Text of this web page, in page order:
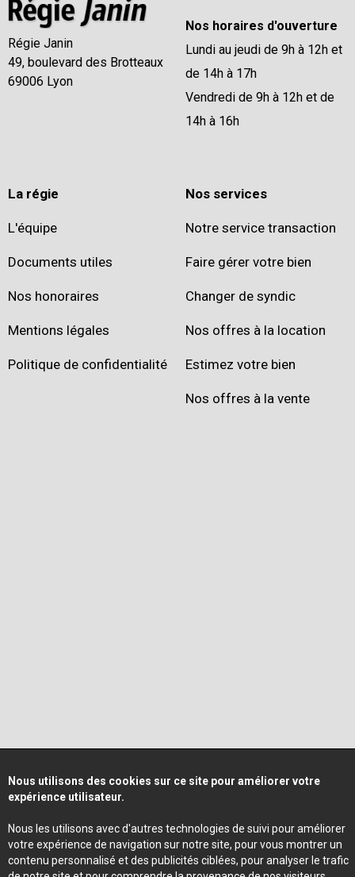
Régie Janin
49, boulevard des Brotteaux
69006 Lyon
Nos horaires d'ouverture
Lundi au jeudi de 9h à 12h et
de 14h à 17h
Vendredi de 9h à 12h et de
14h à 16h
La régie
L'équipe
Documents utiles
Nos honoraires
Mentions légales
Politique de confidentialité
Nos services
Notre service transaction
Faire gérer votre bien
Changer de syndic
Nos offres à la location
Estimez votre bien
Nos offres à la vente
Nous utilisons des cookies sur ce site pour améliorer votre
expérience utilisateur.
Nous les utilisons avec d'autres technologies de suivi pour améliorer
votre expérience de navigation sur notre site, pour vous montrer un
contenu personnalisé et des publicités ciblées, pour analyser le trafic